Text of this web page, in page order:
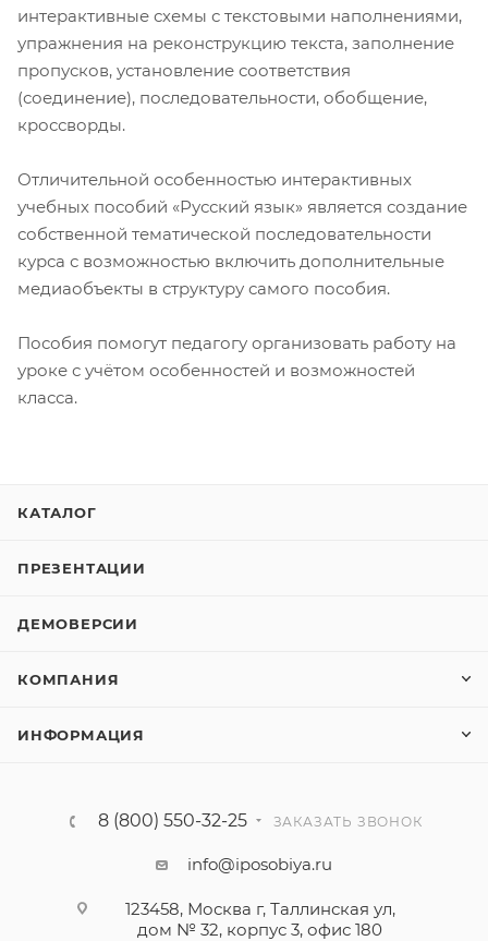
интерактивные схемы с текстовыми наполнениями,
упражнения на реконструкцию текста, заполнение
пропусков, установление соответствия
(соединение), последовательности, обобщение,
кроссворды.
Отличительной особенностью интерактивных
учебных пособий «Русский язык» является создание
собственной тематической последовательности
курса с возможностью включить дополнительные
медиаобъекты в структуру самого пособия.
Пособия помогут педагогу организовать работу на
уроке с учётом особенностей и возможностей
класса.
КАТАЛОГ
ПРЕЗЕНТАЦИИ
ДЕМОВЕРСИИ
КОМПАНИЯ
ИНФОРМАЦИЯ
8 (800) 550-32-25 ЗАКАЗАТЬ ЗВОНОК
info@iposobiya.ru
123458, Москва г, Таллинская ул,
дом № 32, корпус 3, офис 180